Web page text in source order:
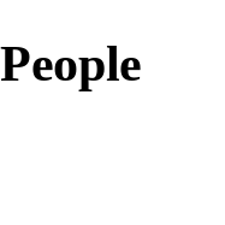
People